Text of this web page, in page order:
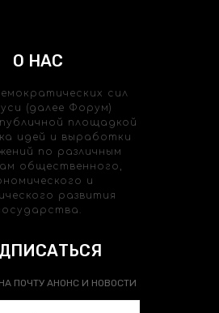
О НАС
сил
(далее Форум)
площадкой
идей и выработки
по различным
общественного,
и
развития
ПОЧТУ АНОНС И НОВОСТИ